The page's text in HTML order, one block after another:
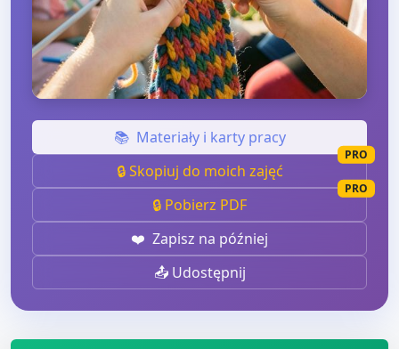
📚 Materiały i karty pracy
🔒 Skopiuj do moich zajęć
PRO
🔒 Pobierz PDF
PRO
❤️ Zapisz na później
📤 Udostępnij